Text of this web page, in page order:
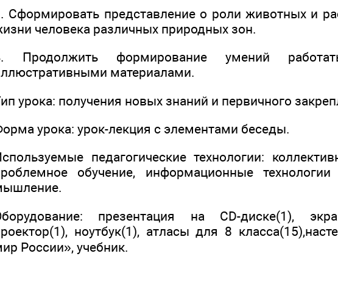
Сформировать представление о роли животных и
человека различных природных зон.
Продолжить формирование умений
материалами.
урока: получения новых знаний и первичного
урока: урок-лекция с элементами беседы.
педагогические технологии:
обучение, информационные технологии
презентация на CD-диске(1),
ноутбук(1), атласы для 8
России», учебник.